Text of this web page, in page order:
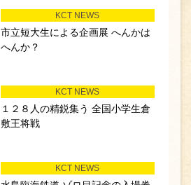
KCT NEWS
市立短大生による企画展 へんかは
へんか？
KCT NEWS
１２８人の精鋭集う 全国小学生倉
敷王将戦
KCT NEWS